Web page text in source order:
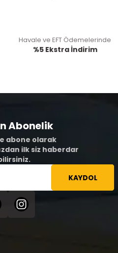
Havale ve EFT Ödemelerinde
%5 Ekstra İndirim
Abonelik
abone olarak
ilk siz haberdar
KAYDOL